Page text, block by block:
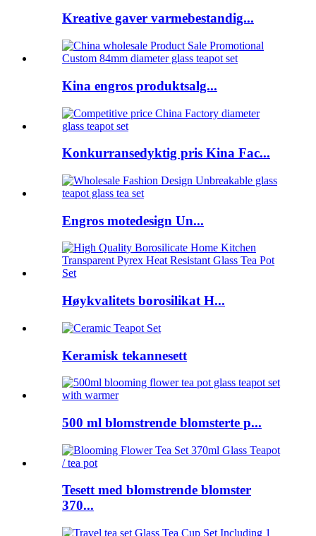
Kreative gaver varmebestandig...
Kina engros produktsalg...
Konkurransedyktig pris Kina Fac...
Engros motedesign Un...
Høykvalitets borosilikat H...
Keramisk tekannesett
500 ml blomstrende blomsterte p...
Tesett med blomstrende blomster
370...